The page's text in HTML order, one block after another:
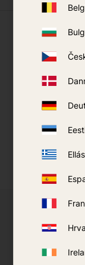
Ellás
Lo
¿Le